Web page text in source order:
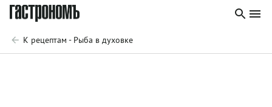
К рецептам - Рыба в духовке